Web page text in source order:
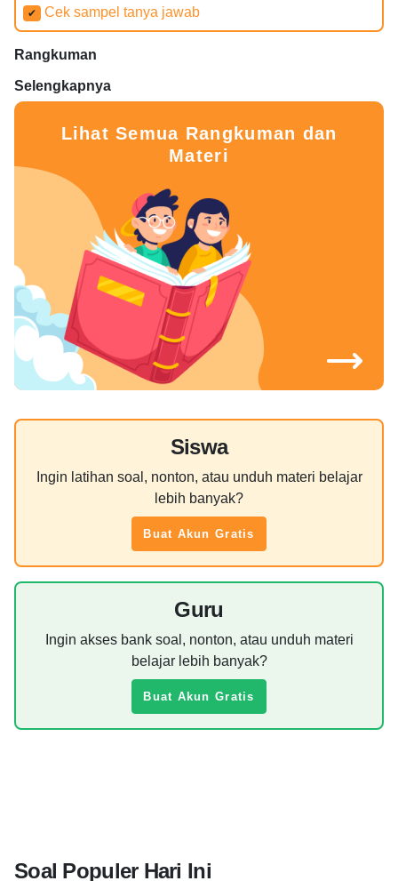
✔ Cek sampel tanya jawab
Rangkuman
Selengkapnya
Lihat Semua Rangkuman dan
Materi
Siswa
Ingin latihan soal, nonton, atau unduh materi belajar
lebih banyak?
Buat Akun Gratis
Guru
Ingin akses bank soal, nonton, atau unduh materi
belajar lebih banyak?
Buat Akun Gratis
Soal Populer Hari Ini